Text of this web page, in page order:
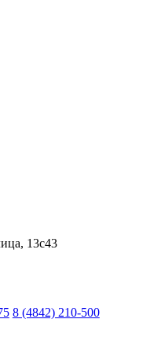
13с43
8 (4842) 210-500